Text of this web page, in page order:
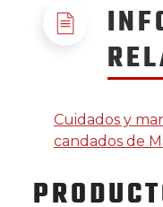
Cuidados y
candados de